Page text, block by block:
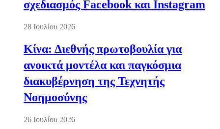
σχεδιασμός Facebook και Instagram
28 Ιουλίου 2026
Κίνα: Διεθνής πρωτοβουλία για
ανοικτά μοντέλα και παγκόσμια
διακυβέρνηση της Τεχνητής
Νοημοσύνης
26 Ιουλίου 2026